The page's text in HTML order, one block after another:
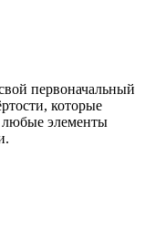
первоначальный
которые
элементы